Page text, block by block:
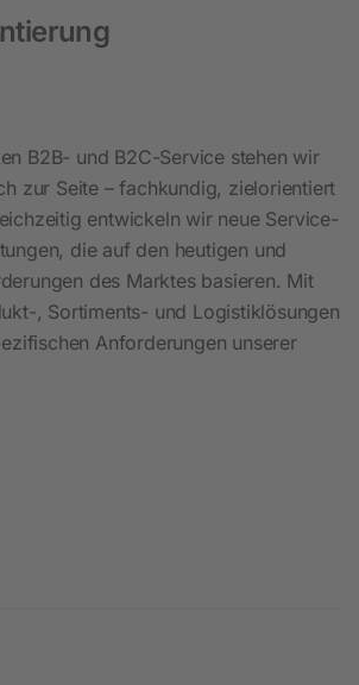
B2B- und B2C-Service stehen wir
zur Seite – fachkundig, zielorientiert
entwickeln wir neue Service-
die auf den heutigen und
des Marktes basieren. Mit
, Sortiments- und Logistiklösungen
Anforderungen unserer